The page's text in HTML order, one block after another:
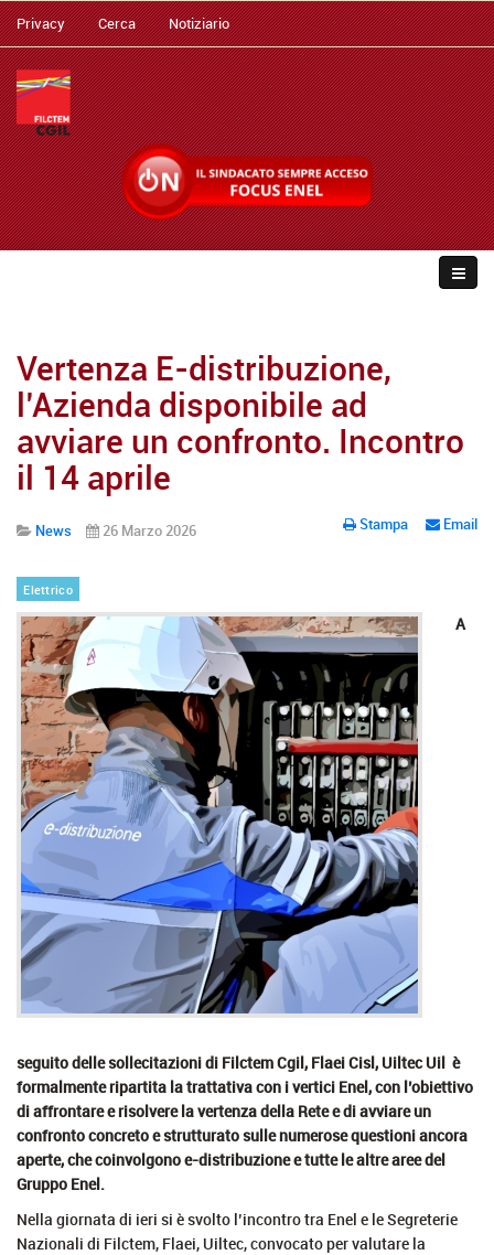
Privacy Cerca Notiziario
Vertenza E-distribuzione,
l’Azienda disponibile ad
avviare un confronto. Incontro
il 14 aprile
Stampa Email
News 26 Marzo 2026
Elettrico
A
seguito delle sollecitazioni di Filctem Cgil, Flaei Cisl, Uiltec Uil è
formalmente ripartita la trattativa con i vertici Enel, con l’obiettivo
di affrontare e risolvere la vertenza della Rete e di avviare un
confronto concreto e strutturato sulle numerose questioni ancora
aperte, che coinvolgono e-distribuzione e tutte le altre aree del
Gruppo Enel.
Nella giornata di ieri si è svolto l’incontro tra Enel e le Segreterie
Nazionali di Filctem, Flaei, Uiltec, convocato per valutare la